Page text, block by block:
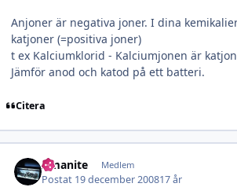
Anjoner är negativa joner. I dina
katjoner (=positiva joner)
t ex Kalciumklorid - Kalciumjonen är
Jämför anod och katod på ett batteri.
Citera
Amanite Medlem
Postat 19 december 200817 år